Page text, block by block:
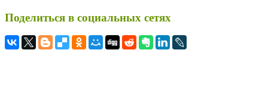
Поделиться в социальных сетях